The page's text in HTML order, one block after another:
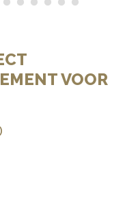
VOOR